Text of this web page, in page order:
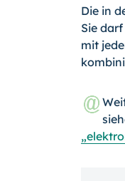
Die in
Sie
mit